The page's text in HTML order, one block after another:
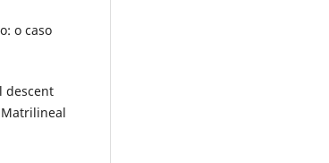
o caso
descent
Matrilineal